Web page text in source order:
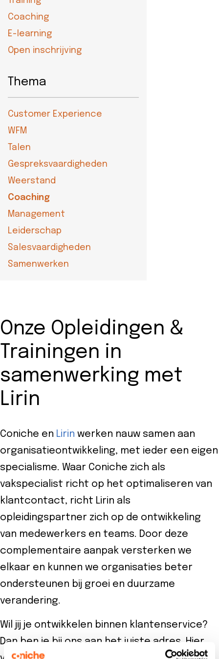
Contact
Onze Opleidingen &
Trainingen in
samenwerking met
Lirin
Coniche en Lirin werken nauw samen aan
organisatieontwikkeling, met ieder een eigen
specialisme. Waar Coniche zich als
vakspecialist richt op het optimaliseren van
klantcontact, richt Lirin als
opleidingspartner zich op de ontwikkeling
van medewerkers en teams. Door deze
complementaire aanpak versterken we
elkaar en kunnen we organisaties beter
ondersteunen bij groei en duurzame
verandering.
Wil jij je ontwikkelen binnen klantenservice?
Dan ben je bij ons aan het juiste adres. Hier
Coaching
E-learning
Open inschrijving
Thema
Customer Experience
WFM
Talen
Gespreksvaardigheden
Weerstand
Coaching
Management
Leiderschap
Salesvaardigheden
Samenwerken